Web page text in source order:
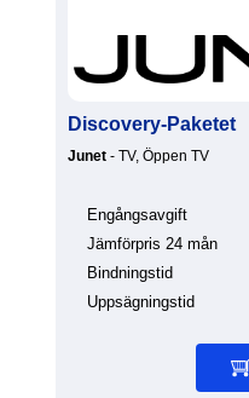
Discovery-Paketet
Junet - TV, Öppen TV
Engångsavgift
Jämförpris 24 mån
Bindningstid
Uppsägningstid